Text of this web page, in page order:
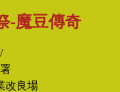
-魔豆傳奇
改良場